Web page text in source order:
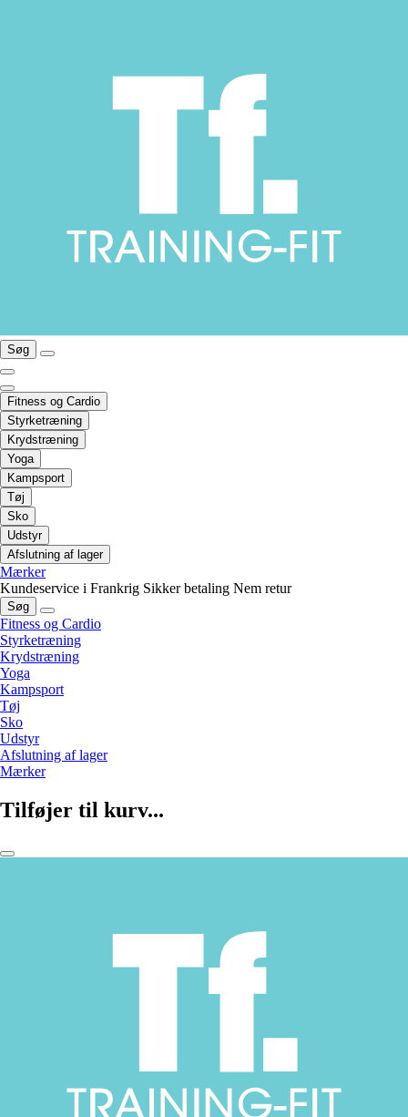
Søg
Fitness og Cardio
Styrketræning
Krydstræning
Yoga
Kampsport
Tøj
Sko
Udstyr
Afslutning af lager
Mærker
Kundeservice i Frankrig Sikker betaling Nem retur
Søg
Fitness og Cardio
Styrketræning
Krydstræning
Yoga
Kampsport
Tøj
Sko
Udstyr
Afslutning af lager
Mærker
Tilføjer til kurv...